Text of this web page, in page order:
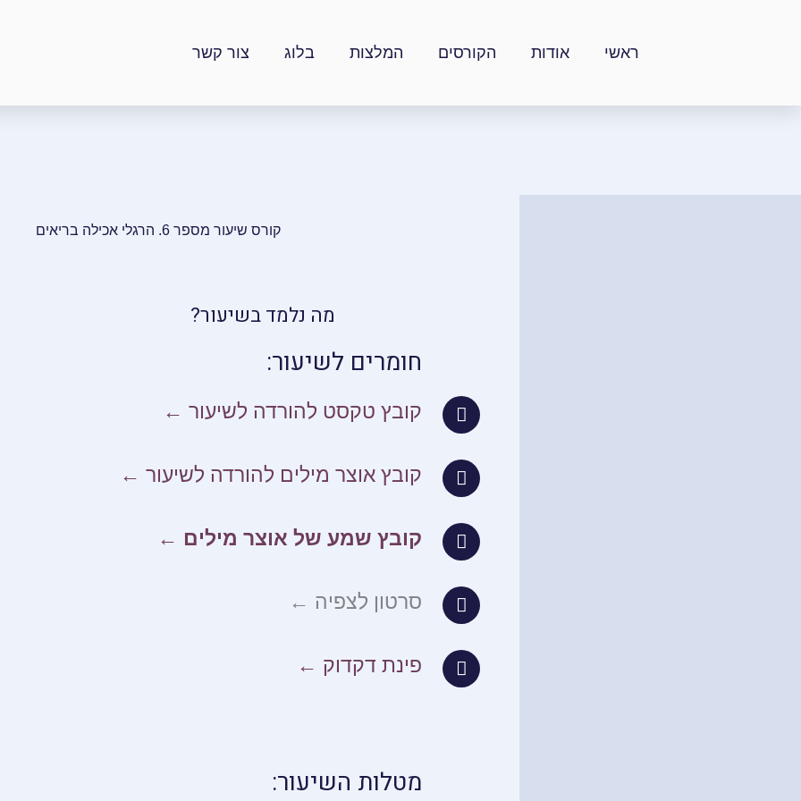
ראשי אודות הקורסים המלצות בלוג צור קשר
קורס שיעור מספר 6. הרגלי אכילה בריאים
מה נלמד בשיעור?
חומרים לשיעור:
קובץ טקסט להורדה לשיעור ←
קובץ אוצר מילים להורדה לשיעור ←
קובץ שמע של אוצר מילים ←
סרטון לצפיה ←
פינת דקדוק ←
מטלות השיעור: